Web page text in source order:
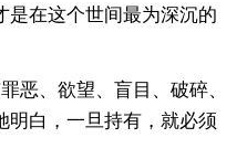
是在这个世间最为深沉的
恶、欲望、盲目、破碎、
明白，一旦持有，就必须